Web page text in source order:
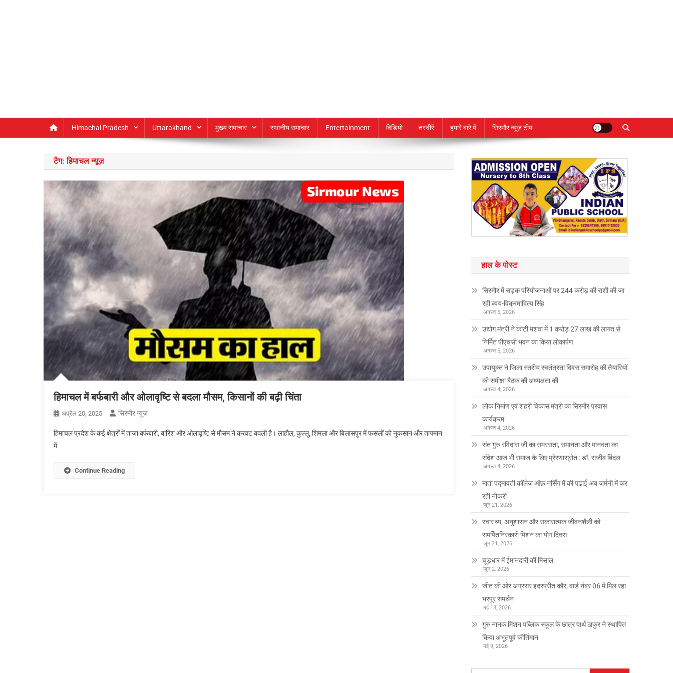
Himachal Pradesh Uttarakhand मुख्य समाचार स्थानीय समाचार Entertainment विडियो तस्वीरें हमारे बारे में सिरमौर न्यूज़ टीम
टैग:हिमाचल न्यूज़
हिमाचल में बर्फबारी और ओलावृष्टि से बदला मौसम, किसानों की बढ़ी चिंता
अप्रैल 20, 2025 सिरमौर न्यूज़
हिमाचल प्रदेश के कई क्षेत्रों में ताजा बर्फबारी, बारिश और ओलावृष्टि से मौसम ने करवट बदली है। लाहौल, कुल्लू, शिमला और बिलासपुर में फसलों को नुकसान और तापमान
में
Continue Reading
हाल के पोस्ट
सिरमौर में सड़क परियोजनाओं पर 244 करोड़ की राशी की जा
रही व्यय-विक्रमादित्य सिंह
अगस्त 5, 2026
उद्योग मंत्री ने कांटी मशवा में 1 करोड़ 27 लाख की लागत से
निर्मित पीएचसी भवन का किया लोकार्पण
अगस्त 5, 2026
उपायुक्त ने जिला स्तरीय स्वतंत्रता दिवस समारोह की तैयारियों
की समीक्षा बैठक की अध्यक्षता की
अगस्त 4, 2026
लोक निर्माण एवं शहरी विकास मंत्री का सिरमौर प्रवास
कार्यक्रम
अगस्त 4, 2026
संत गुरु रविदास जी का समरसता, समानता और मानवता का
संदेश आज भी समाज के लिए प्रेरणास्रोत : डॉ. राजीव बिंदल
अगस्त 4, 2026
माता पद्मावती कॉलेज ऑफ़ नर्सिंग में की पढाई अब जर्मनी में कर
रही नौकरी
जून 21, 2026
स्वास्थ्य, अनुशासन और सकारात्मक जीवनशैली को
समर्पितनिरंकारी मिशन का योग दिवस
जून 21, 2026
चूड़धार में ईमानदारी की मिसाल
जून 2, 2026
जीत की ओर अग्रसर इंदरप्रीत कौर, वार्ड नंबर 06 में मिल रहा
भरपूर समर्थन
मई 13, 2026
गुरु नानक मिशन पब्लिक स्कूल के छात्र पार्थ ठाकुर ने स्थापित
किया अभूतपूर्व कीर्तिमान
मई 9, 2026